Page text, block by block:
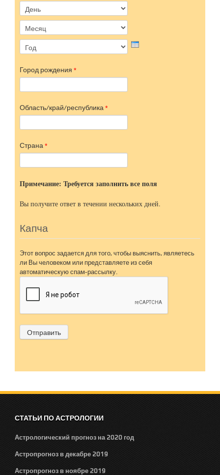
День
Город рождения *
Область/край/республика *
Страна *
Примечание: Требуется заполнить все поля
Вы получите ответ в течении нескольких дней.
Капча
Этот вопрос задается для того, чтобы выяснить, являетесь
ли Вы человеком или представляете из себя
автоматическую спам-рассылку.
СТАТЬИ ПО АСТРОЛОГИИ
Астрологический прогноз на 2020 год
Астропрогноз в декабре 2019
Астропрогноз в ноябре 2019